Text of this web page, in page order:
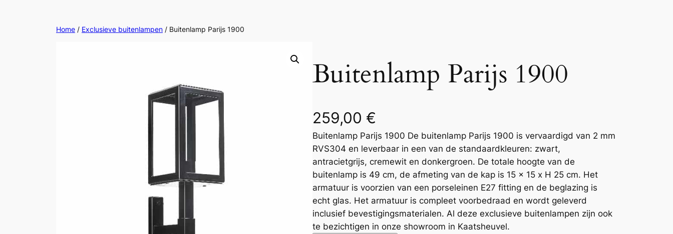
Home / Exclusieve buitenlampen / Buitenlamp Parijs 1900
Buitenlamp Parijs 1900
259,00 €
Buitenlamp Parijs 1900 De buitenlamp Parijs 1900 is vervaardigd van 2 mm
RVS304 en leverbaar in een van de standaardkleuren: zwart,
antracietgrijs, cremewit en donkergroen. De totale hoogte van de
buitenlamp is 49 cm, de afmeting van de kap is 15 x 15 x H 25 cm. Het
armatuur is voorzien van een porseleinen E27 fitting en de beglazing is
echt glas. Het armatuur is compleet voorbedraad en wordt geleverd
inclusief bevestigingsmaterialen. Al deze exclusieve buitenlampen zijn ook
te bezichtigen in onze showroom in Kaatsheuvel.